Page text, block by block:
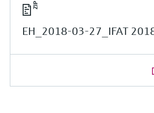
EH_2018-03-27_IFAT